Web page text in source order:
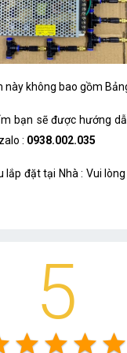
này không bao gồm
bạn sẽ được hướng
: 0938.002.035
lắp đặt tại Nhà : Vui
5
star star star star